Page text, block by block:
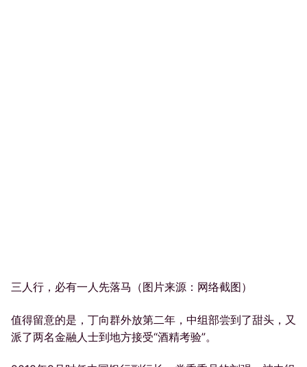
三人行，必有一人先落马（图片来源：网络截图）
值得留意的是，丁向群外放第二年，中组部尝到了甜头，又
派了两名金融人士到地方接受“酒精考验”。